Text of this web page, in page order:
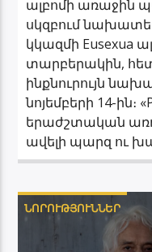
ալբոմի առաջին
սկզբում
կկազմի Eusexua
տարբերակին,
ինքնուրույն
նոյեմբերի 14-ին։
երաժշտական
ավելի պարզ ու
ՆՈՐՈՒԹՅՈՒՆՆԵՐ